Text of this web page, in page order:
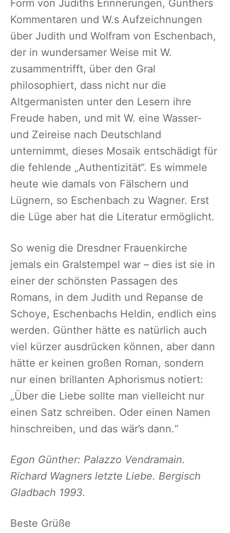
Form von Judiths Erinnerungen, Günthers
Kommentaren und W.s Aufzeichnungen
über Judith und Wolfram von Eschenbach,
der in wundersamer Weise mit W.
zusammentrifft, über den Gral
philosophiert, dass nicht nur die
Altgermanisten unter den Lesern ihre
Freude haben, und mit W. eine Wasser-
und Zeireise nach Deutschland
unternimmt, dieses Mosaik entschädigt für
die fehlende „Authentizität“. Es wimmele
heute wie damals von Fälschern und
Lügnern, so Eschenbach zu Wagner. Erst
die Lüge aber hat die Literatur ermöglicht.
So wenig die Dresdner Frauenkirche
jemals ein Gralstempel war – dies ist sie in
einer der schönsten Passagen des
Romans, in dem Judith und Repanse de
Schoye, Eschenbachs Heldin, endlich eins
werden. Günther hätte es natürlich auch
viel kürzer ausdrücken können, aber dann
hätte er keinen großen Roman, sondern
nur einen brillanten Aphorismus notiert:
„Über die Liebe sollte man vielleicht nur
einen Satz schreiben. Oder einen Namen
hinschreiben, und das wär’s dann.“
Egon Günther: Palazzo Vendramain.
Richard Wagners letzte Liebe. Bergisch
Gladbach 1993.
Beste Grüße